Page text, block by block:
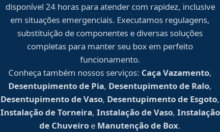
disponível 24 horas para atender com rapidez, inclusive
em situações emergenciais. Executamos regulagens,
substituição de componentes e diversas soluções
completas para manter seu box em perfeito
funcionamento.
Conheça também nossos serviços: Caça Vazamento,
Desentupimento de Pia, Desentupimento de Ralo,
Desentupimento de Vaso, Desentupimento de Esgoto,
Instalação de Torneira, Instalação de Vaso, Instalação
de Chuveiro e Manutenção de Box.